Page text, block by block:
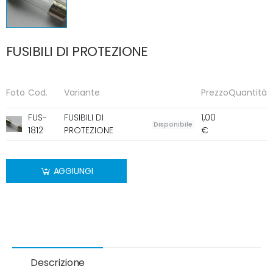
FUSIBILI DI PROTEZIONE
Foto Cod. Variante PrezzoQuantità
FUS-
1812
FUSIBILI DI
PROTEZIONE
Disponibile
1,00
€
AGGIUNGI
Descrizione